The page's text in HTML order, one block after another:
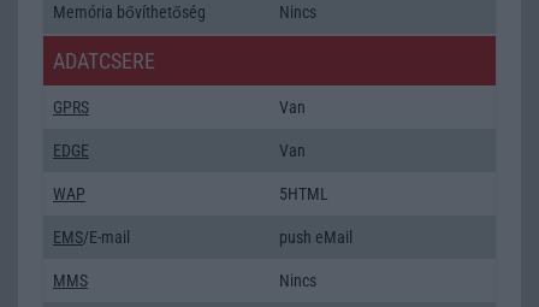
Memória bővíthetőség Nincs
ADATCSERE
GPRS Van
EDGE Van
WAP 5HTML
EMS/E-mail push eMail
MMS Nincs